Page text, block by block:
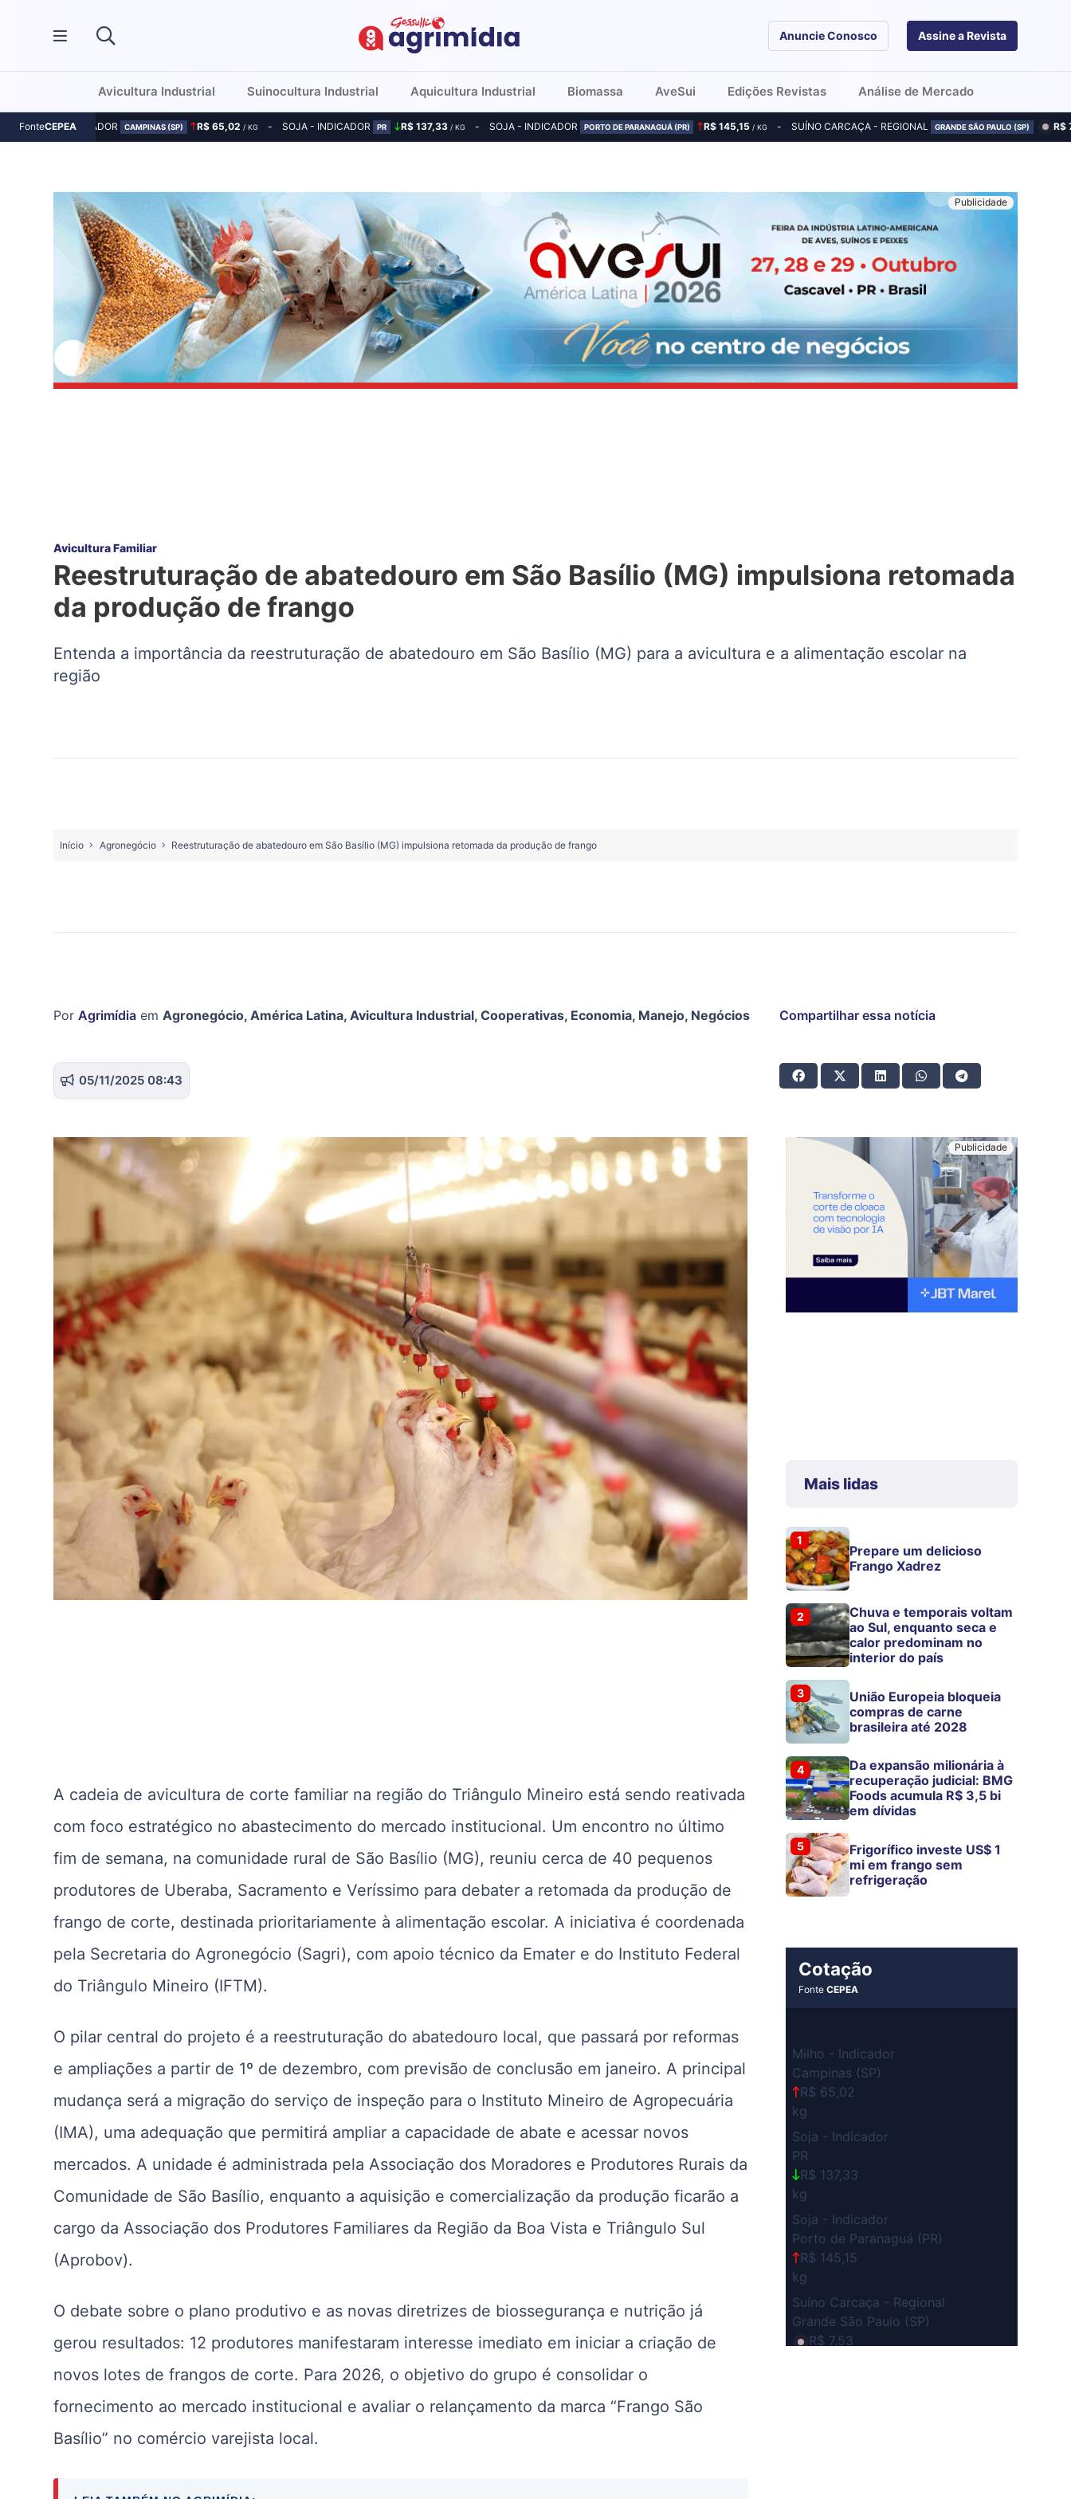
Anuncie Conosco Assine a Revista
Avicultura Industrial Suinocultura Industrial Aquicultura Industrial Biomassa AveSui Edições Revistas Análise de Mercado
FonteCEPEA
MILHO - INDICADOR CAMPINAS (SP) R$ 65,02 / KG SOJA - INDICADOR PR R$ 137,33/ KG SOJA - INDICADOR PORTO DE PARANAGUÁ (PR) R$ 145,15 / KG SUÍNO CARCAÇA - REGIONAL GRANDE SÃO PAULO (SP) R$
Avicultura Familiar
Reestruturação de abatedouro em São Basílio (MG) impulsiona retomada
da produção de frango
Entenda a importância da reestruturação de abatedouro em São Basílio (MG) para a avicultura e a alimentação escolar na
região
Início Agronegócio Reestruturação de abatedouro em São Basílio (MG) impulsiona retomada da produção de frango
Por Agrimídia em Agronegócio, América Latina, Avicultura Industrial, Cooperativas, Economia, Manejo, Negócios
05/11/2025 08:43
Compartilhar essa notícia
A cadeia de avicultura de corte familiar na região do Triângulo Mineiro está sendo reativada
com foco estratégico no abastecimento do mercado institucional. Um encontro no último
fim de semana, na comunidade rural de São Basílio (MG), reuniu cerca de 40 pequenos
produtores de Uberaba, Sacramento e Veríssimo para debater a retomada da produção de
frango de corte, destinada prioritariamente à alimentação escolar. A iniciativa é coordenada
pela Secretaria do Agronegócio (Sagri), com apoio técnico da Emater e do Instituto Federal
do Triângulo Mineiro (IFTM).
O pilar central do projeto é a reestruturação do abatedouro local, que passará por reformas
e ampliações a partir de 1º de dezembro, com previsão de conclusão em janeiro. A principal
mudança será a migração do serviço de inspeção para o Instituto Mineiro de Agropecuária
(IMA), uma adequação que permitirá ampliar a capacidade de abate e acessar novos
mercados. A unidade é administrada pela Associação dos Moradores e Produtores Rurais da
Comunidade de São Basílio, enquanto a aquisição e comercialização da produção ficarão a
cargo da Associação dos Produtores Familiares da Região da Boa Vista e Triângulo Sul
(Aprobov).
O debate sobre o plano produtivo e as novas diretrizes de biossegurança e nutrição já
gerou resultados: 12 produtores manifestaram interesse imediato em iniciar a criação de
novos lotes de frangos de corte. Para 2026, o objetivo do grupo é consolidar o
fornecimento ao mercado institucional e avaliar o relançamento da marca “Frango São
Basílio” no comércio varejista local.
Mais lidas
1
Prepare um delicioso
Frango Xadrez
2
Chuva e temporais voltam
ao Sul, enquanto seca e
calor predominam no
interior do país
3
União Europeia bloqueia
compras de carne
brasileira até 2028
4
Da expansão milionária à
recuperação judicial: BMG
Foods acumula R$ 3,5 bi
em dívidas
5
Frigorífico investe US$ 1
mi em frango sem
refrigeração
Cotação
FonteCEPEA
Milho - Indicador
Campinas (SP)
R$ 65,02
kg
Soja - Indicador
PR
R$ 137,33
kg
Soja - Indicador
Porto de Paranaguá (PR)
R$ 145,15
kg
Suíno Carcaça - Regional
Grande São Paulo (SP)
R$ 7,53